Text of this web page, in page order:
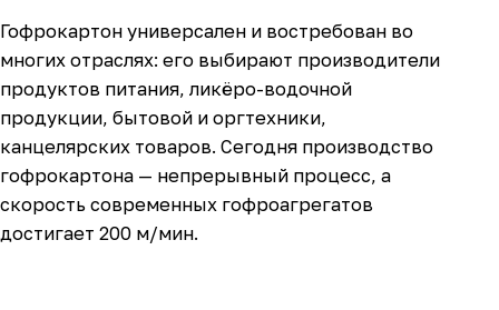
Гофрокартон универсален и востребован во
многих отраслях: его выбирают производители
продуктов питания, ликёро-водочной
продукции, бытовой и оргтехники,
канцелярских товаров. Сегодня производство
гофрокартона — непрерывный процесс, а
скорость современных гофроагрегатов
достигает 200 м/мин.